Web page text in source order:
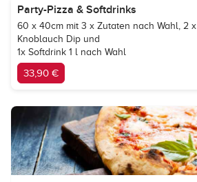
Party-Pizza & Softdrinks
60 x 40cm mit 3 x Zutaten nach Wahl, 2 x
Knoblauch Dip und
1x Softdrink 1 l nach Wahl
33,90 €